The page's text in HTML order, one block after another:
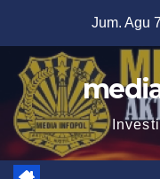
content
Jum. Agu